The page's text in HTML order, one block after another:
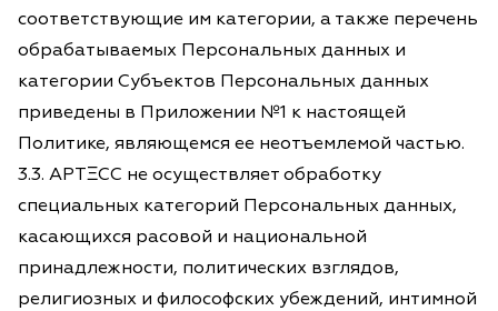
соответствующие им категории, а также перечень
обрабатываемых Персональных данных и
категории Субъектов Персональных данных
приведены в Приложении №1 к настоящей
Политике, являющемся ее неотъемлемой частью.
3.3. АРТΞСС не осуществляет обработку
специальных категорий Персональных данных,
касающихся расовой и национальной
принадлежности, политических взглядов,
религиозных и философских убеждений, интимной